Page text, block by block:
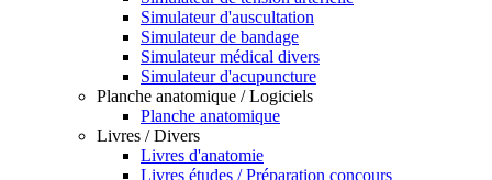
Simulateur d'auscultation
Simulateur de bandage
Simulateur médical divers
Simulateur d'acupuncture
Planche anatomique / Logiciels
Planche anatomique
Livres / Divers
Livres d'anatomie
Livres études / Préparation concours